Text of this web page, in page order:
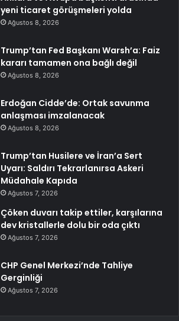
yeni ticaret görüşmeleri yolda
Ağustos 8, 2026
Trump’tan Fed Başkanı Warsh’a: Faiz
kararı tamamen ona bağlı değil
Ağustos 8, 2026
Erdoğan Cidde’de: Ortak savunma
anlaşması imzalanacak
Ağustos 8, 2026
Trump’tan Husilere ve İran’a Sert
Uyarı: Saldırı Tekrarlanırsa Askeri
Müdahale Kapıda
Ağustos 7, 2026
Çöken duvarı takip ettiler, karşılarına
dev kristallerle dolu bir oda çıktı
Ağustos 7, 2026
CHP Genel Merkezi’nde Tahliye
Gerginliği
Ağustos 7, 2026